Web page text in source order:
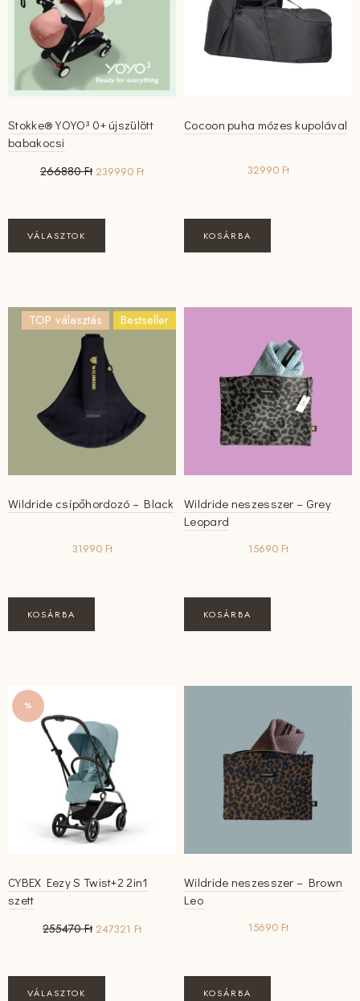
Stokke® YOYO³ 0+ újszülött
babakocsi
266880Ft Original
266880 Ft.
239990 FtCurrent
239990 Ft.
VÁLASZTOK
Cocoon puha mózes kupolával
32990 Ft
KOSÁRBA
TOP választás Bestseller
Wildride csípőhordozó – Black
31990 Ft
KOSÁRBA
Wildride neszesszer – Grey
Leopard
15690 Ft
KOSÁRBA
%
CYBEX Eezy S Twist+2 2in1
szett
255470Ft Original
255470 Ft.
247321 FtCurrent
247321 Ft.
VÁLASZTOK
Wildride neszesszer – Brown
Leo
15690 Ft
KOSÁRBA